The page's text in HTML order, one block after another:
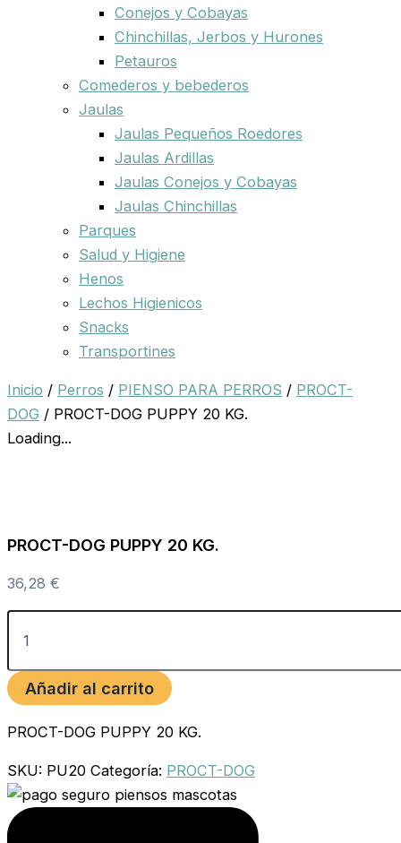
Conejos y Cobayas
Chinchillas, Jerbos y Hurones
Petauros
Comederos y bebederos
Jaulas
Jaulas Pequeños Roedores
Jaulas Ardillas
Jaulas Conejos y Cobayas
Jaulas Chinchillas
Parques
Salud y Higiene
Henos
Lechos Higienicos
Snacks
Transportines
Inicio / Perros / PIENSO PARA PERROS / PROCT-
DOG / PROCT-DOG PUPPY 20 KG.
Loading...
PROCT-DOG PUPPY 20 KG.
36,28 €
Añadir al carrito
PROCT-DOG PUPPY 20 KG.
SKU: PU20 Categoría: PROCT-DOG